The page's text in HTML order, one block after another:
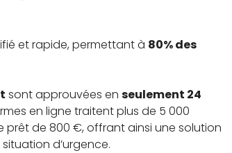
et rapide, permettant à 80% des
sont approuvées en seulement 24
en ligne traitent plus de 5 000
de 800 €, offrant ainsi une solution
d’urgence.